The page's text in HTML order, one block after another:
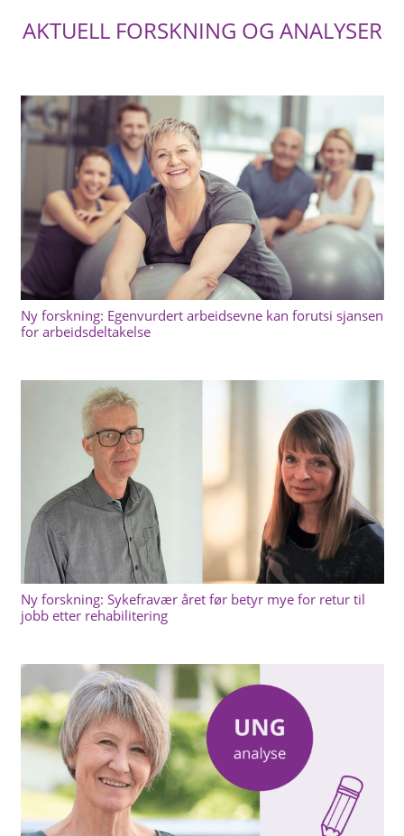
AKTUELL FORSKNING OG ANALYSER
Ny forskning: Egenvurdert arbeidsevne kan forutsi sjansen
for arbeidsdeltakelse
Ny forskning: Sykefravær året før betyr mye for retur til
jobb etter rehabilitering